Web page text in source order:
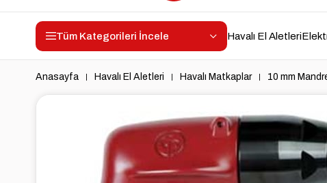
Tüm Kategorileri İncele Havalı El Aletleri
Anasayfa Havalı El Aletleri Havalı Matkaplar 10 mm